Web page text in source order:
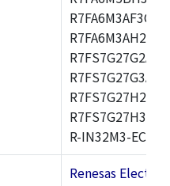
R-IN32M3-EC
Renesas